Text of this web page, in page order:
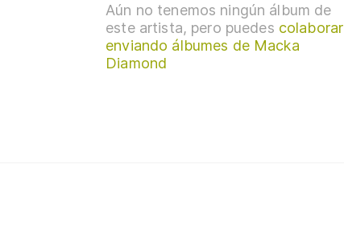
Aún no tenemos ningún álbum de
este artista, pero puedes colaborar
enviando álbumes de Macka
Diamond